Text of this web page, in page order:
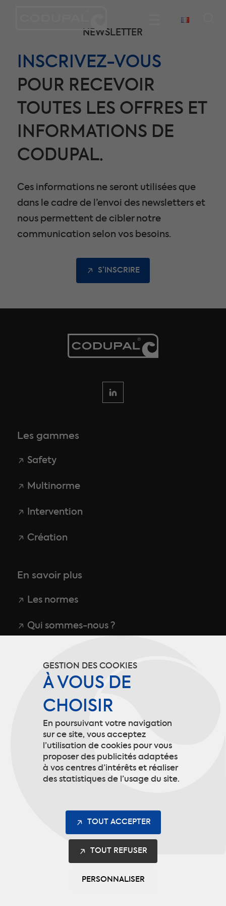
NEWSLETTER
INSCRIVEZ-VOUS
POUR RECEVOIR
TOUTES LES OFFRES ET
INFORMATIONS DE
CODUPAL.
Ces informations ne seront utilisées que
dans le cadre de l’envoi des newsletters et
nous permettent de cibler notre
communication selon vos besoins.
S’INSCRIRE
Les gammes
Safety
Multinorme
Intervention
Création
En savoir plus
Les normes
Qui sommes-nous ?
Politique de confidentialité
Mentions légales
Gestion des cookies
Contact
info@codupal.fr
GESTION DES COOKIES
À VOUS DE
CHOISIR
En poursuivant votre navigation
sur ce site, vous acceptez
l’utilisation de cookies pour vous
proposer des publicités adaptées
à vos centres d’intérêts et réaliser
des statistiques de l’usage du site.
TOUT ACCEPTER
TOUT REFUSER
PERSONNALISER